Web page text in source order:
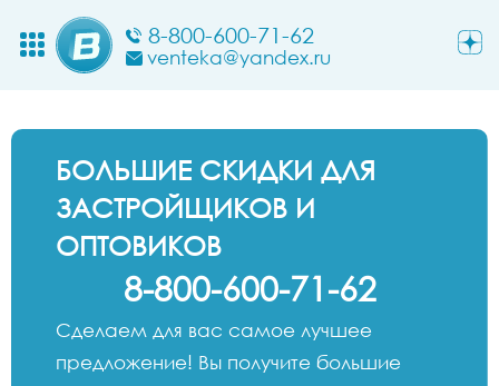
8-800-600-71-62
venteka@yandex.ru
БОЛЬШИЕ СКИДКИ ДЛЯ
ЗАСТРОЙЩИКОВ И
ОПТОВИКОВ
8-800-600-71-62
Сделаем для вас самое лучшее
предложение! Вы получите большие